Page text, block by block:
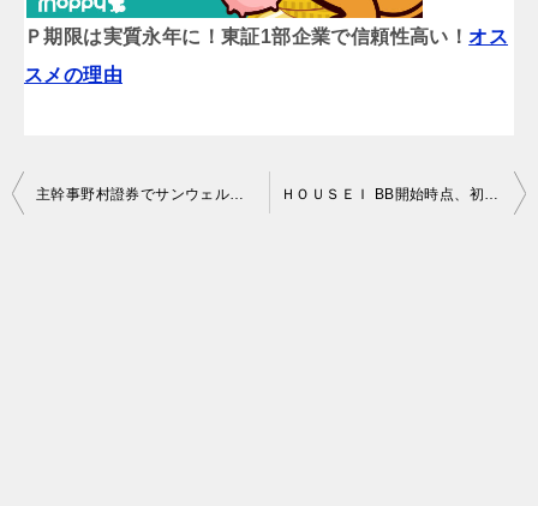
Ｐ期限は実質永年に！東証1部企業で信頼性高い！オス
スメの理由
投
主幹事野村證券でサンウェルズ当選しました。 ＨＯＵＳＥＩ BB開始時点、初値予想来ました。